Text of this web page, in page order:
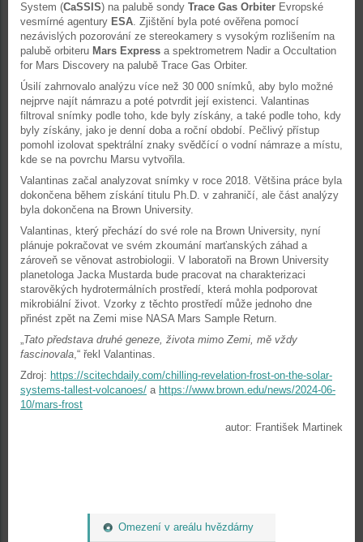
Omezení v areálu hvězdárny
System (CaSSIS) na palubě sondy Trace Gas Orbiter Evropské
vesmírné agentury ESA. Zjištění byla poté ověřena pomocí
nezávislých pozorování ze stereokamery s vysokým rozlišením na
palubě orbiteru Mars Express a spektrometrem Nadir a Occultation
for Mars Discovery na palubě Trace Gas Orbiter.
Úsilí zahrnovalo analýzu více než 30 000 snímků, aby bylo možné
nejprve najít námrazu a poté potvrdit její existenci. Valantinas
filtroval snímky podle toho, kde byly získány, a také podle toho, kdy
byly získány, jako je denní doba a roční období. Pečlivý přístup
pomohl izolovat spektrální znaky svědčící o vodní námraze a místu,
kde se na povrchu Marsu vytvořila.
Valantinas začal analyzovat snímky v roce 2018. Většina práce byla
dokončena během získání titulu Ph.D. v zahraničí, ale část analýzy
byla dokončena na Brown University.
Valantinas, který přechází do své role na Brown University, nyní
plánuje pokračovat ve svém zkoumání marťanských záhad a
zároveň se věnovat astrobiologii. V laboratoři na Brown University
planetologa Jacka Mustarda bude pracovat na charakterizaci
starověkých hydrotermálních prostředí, která mohla podporovat
mikrobiální život. Vzorky z těchto prostředí může jednoho dne
přinést zpět na Zemi mise NASA Mars Sample Return.
„Tato představa druhé geneze, života mimo Zemi, mě vždy
fascinovala,“ řekl Valantinas.
Zdroj: https://scitechdaily.com/chilling-revelation-frost-on-the-solar-
systems-tallest-volcanoes/ a https://www.brown.edu/news/2024-06-
10/mars-frost
autor: František Martinek